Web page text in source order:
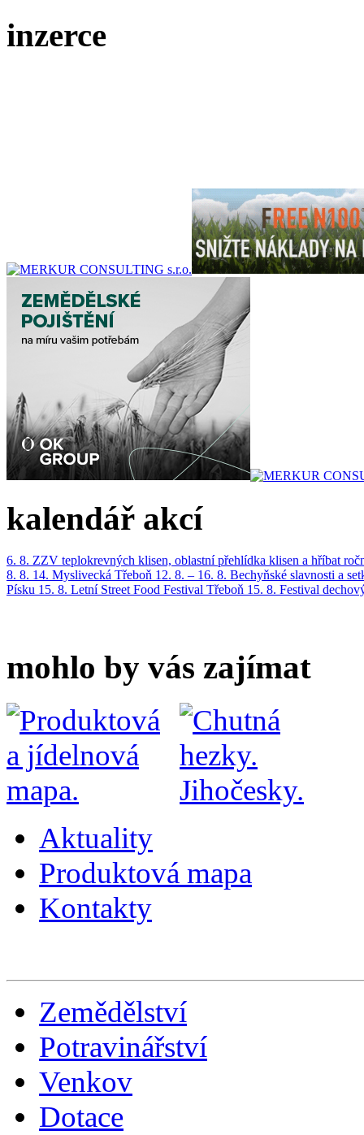
inzerce
kalendář akcí
6. 8. ZZV teplokrevných klisen, oblastní přehlídka klisen a hříbat
8. 8. 14. Myslivecká Třeboň 12. 8. – 16. 8. Bechyňské slavnosti a
Písku 15. 8. Letní Street Food Festival Třeboň 15. 8. Festival
mohlo by vás zajímat
Aktuality
Produktová mapa
Kontakty
Zemědělství
Potravinářství
Venkov
Dotace